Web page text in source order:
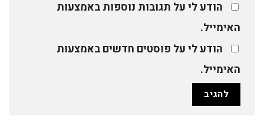
הודע לי על תגובות נוספות באמצעות
האימייל.
הודע לי על פוסטים חדשים באמצעות
האימייל.